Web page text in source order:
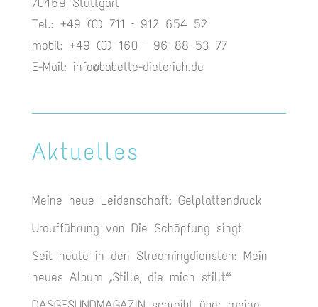
Tel.: +49 (0) 711 – 912 654 52
mobil: +49 (0) 160 – 96 88 53 77
E-Mail: info@babette-dieterich.de
Aktuelles
Meine neue Leidenschaft: Gelplattendruck
Uraufführung von Die Schöpfung singt
Seit heute in den Streamingdiensten: Mein
neues Album „Stille, die mich stillt“